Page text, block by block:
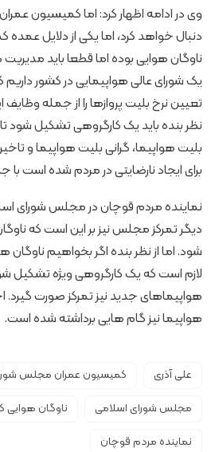
وی در ادامه اظهار کرد: اما کمیسیون
دنبال خواهد کرد، اما یکی از دلایل
ناوگان هوایی بوده اما قطعا باید
یک شورای عالی هواپیمایی در کشور داریم
تعیین نرخ بلیت پروازها را از جمله وظایف
نظر بنده باید یک کارگروهی تشکیل شود
بلیت هواپیما، گرانی بلیت هواپیما و
برای ایجاد نارضایتی در مردم شده است با
نماینده مردم قوچان در مجلس شورای
دیگر تمرکز مجلس نیز بر این است که
شود. اما از نظر بنده اگر بخواهیم ناوگان
لازم است که یک کارگروهی ویژه تشکیل
هواپیماهای جدید نیز تمرکز صورت گیرد.
هواپیما نیز گام هایی برداشته شده است.
علی آذری
کمیسیون عمران مجلس
مجلس شورای اسلامی
ناوگان هوایی
نماینده مردم قوچان